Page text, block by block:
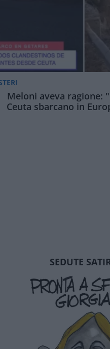
Meloni aveva ragione:
Ceuta sbarcano in
SEDUTE